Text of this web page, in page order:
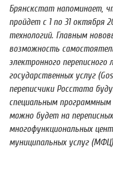
Брянскстат напоминает,
пройдет с 1 по 31 октября
технологий. Главным
возможность
электронного
государственных услуг
переписчики Росстата
специальным программным
можно будет на
многофункциональных
муниципальных услуг